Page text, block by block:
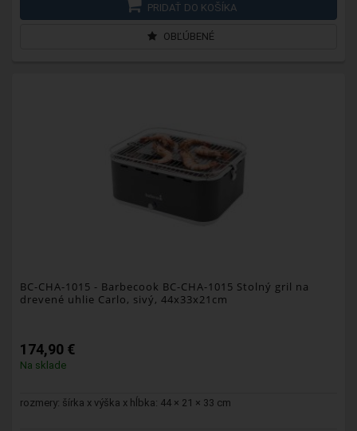
PRIDAŤ DO KOŠÍKA
OBĽÚBENÉ
BC-CHA-1015 - Barbecook BC-CHA-1015 Stolný gril na
drevené uhlie Carlo, sivý, 44x33x21cm
174,90 €
Na sklade
rozmery: šírka x výška x hĺbka: 44 × 21 × 33 cm